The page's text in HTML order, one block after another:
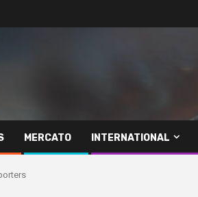
MERCATO INTERNATIONAL